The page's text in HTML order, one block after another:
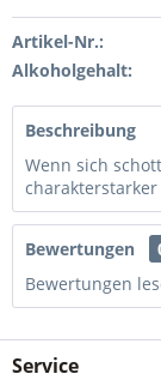
Artikel-Nr.:
Alkoholgehalt:
Beschreibung
Wenn sich
Bewertungen
Bewertungen
Service